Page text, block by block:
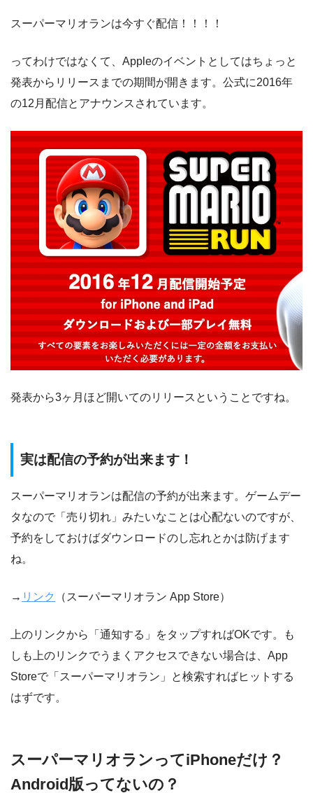
スーパーマリオランは今すぐ配信！！！！
ってわけではなくて、Appleのイベントとしてはちょっと
発表からリリースまでの期間が開きます。公式に2016年
の12月配信とアナウンスされています。
発表から3ヶ月ほど開いてのリリースということですね。
実は配信の予約が出来ます！
スーパーマリオランは配信の予約が出来ます。ゲームデー
タなので「売り切れ」みたいなことは心配ないのですが、
予約をしておけばダウンロードのし忘れとかは防げます
ね。
→ リンク （スーパーマリオラン App Store）
上のリンクから「通知する」をタップすればOKです。も
しも上のリンクでうまくアクセスできない場合は、App
Storeで「スーパーマリオラン」と検索すればヒットする
はずです。
スーパーマリオランってiPhoneだけ？
Android版ってないの？